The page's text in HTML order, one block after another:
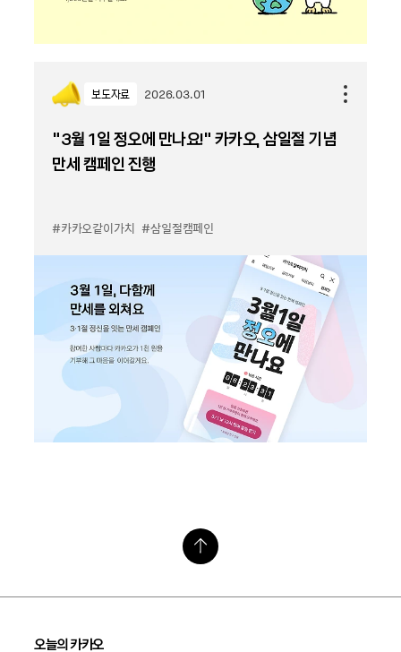
보도자료 2026.03.01
“3월 1일 정오에 만나요!” 카카오, 삼일절 기념
만세 캠페인 진행
#카카오같이가치 #삼일절캠페인
오늘의 카카오